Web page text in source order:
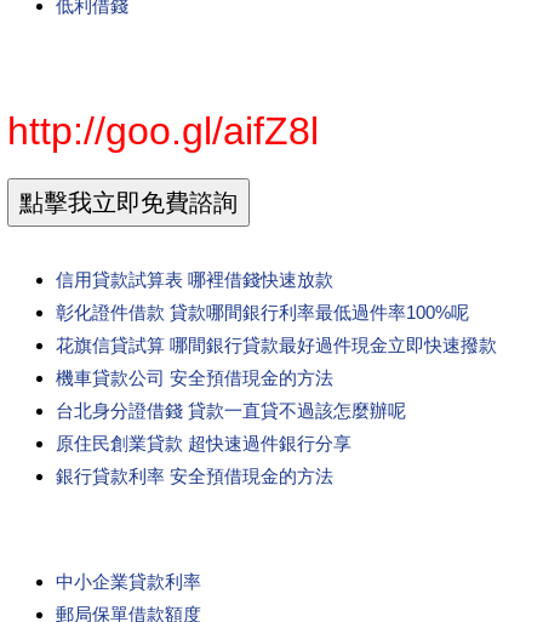
低利借錢
http://goo.gl/aifZ8l
信用貸款試算表 哪裡借錢快速放款
彰化證件借款 貸款哪間銀行利率最低過件率100%呢
花旗信貸試算 哪間銀行貸款最好過件現金立即快速撥款
機車貸款公司 安全預借現金的方法
台北身分證借錢 貸款一直貸不過該怎麼辦呢
原住民創業貸款 超快速過件銀行分享
銀行貸款利率 安全預借現金的方法
中小企業貸款利率
郵局保單借款額度